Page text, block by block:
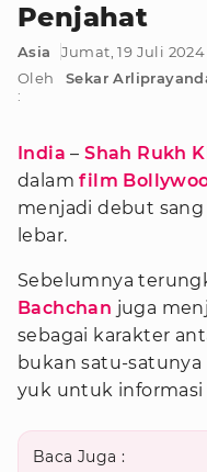
Penjahat
Asia
Jumat, 19 Juli
Oleh
:
Sekar
India –Shah Rukh
dalamfilm
menjadi debut
lebar.
Sebelumnya
Bachchan juga
sebagai karakter
bukan satu-satunya
yuk untuk informasi
Baca Juga :